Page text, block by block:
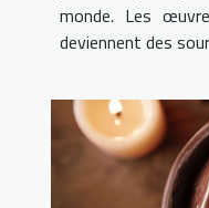
monde. Les
deviennent des